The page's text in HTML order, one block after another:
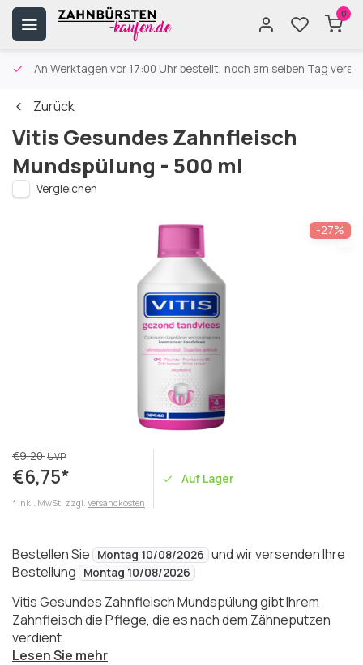
0
An Werktagen vor 17:00 Uhr bestellt, noch am selben Tag
Zurück
Vitis Gesundes Zahnfleisch
Mundspülung - 500 ml
Vergleichen
-27%
€9,20UVP
€6,75*
* Inkl. MwSt. zzgl. Versandkosten
Auf Lager
Bestellen Sie Montag 10/08/2026 und wir versenden Ihre
Bestellung
Montag 10/08/2026
Vitis Gesundes Zahnfleisch Mundspülung gibt Ihrem
Zahnfleisch die Pflege, die es nach dem Zähneputzen
verdient.
Lesen Sie mehr